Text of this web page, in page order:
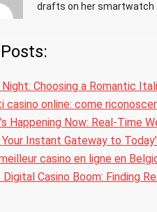
drafts on her smartwatch
Choosing a Romantic
casino online: come
Happening Now: Real-Time
Your Instant Gateway to
casino en ligne en
Digital Casino Boom: Finding